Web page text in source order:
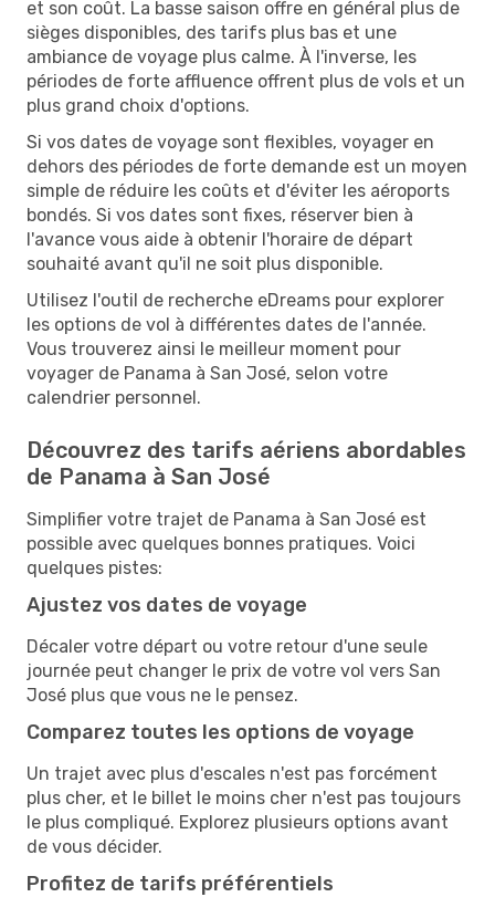
et son coût. La basse saison offre en général plus de
sièges disponibles, des tarifs plus bas et une
ambiance de voyage plus calme. À l'inverse, les
périodes de forte affluence offrent plus de vols et un
plus grand choix d'options.
Si vos dates de voyage sont flexibles, voyager en
dehors des périodes de forte demande est un moyen
simple de réduire les coûts et d'éviter les aéroports
bondés. Si vos dates sont fixes, réserver bien à
l'avance vous aide à obtenir l'horaire de départ
souhaité avant qu'il ne soit plus disponible.
Utilisez l'outil de recherche eDreams pour explorer
les options de vol à différentes dates de l'année.
Vous trouverez ainsi le meilleur moment pour
voyager de Panama à San José, selon votre
calendrier personnel.
Découvrez des tarifs aériens abordables
de Panama à San José
Simplifier votre trajet de Panama à San José est
possible avec quelques bonnes pratiques. Voici
quelques pistes:
Ajustez vos dates de voyage
Décaler votre départ ou votre retour d'une seule
journée peut changer le prix de votre vol vers San
José plus que vous ne le pensez.
Comparez toutes les options de voyage
Un trajet avec plus d'escales n'est pas forcément
plus cher, et le billet le moins cher n'est pas toujours
le plus compliqué. Explorez plusieurs options avant
de vous décider.
Profitez de tarifs préférentiels